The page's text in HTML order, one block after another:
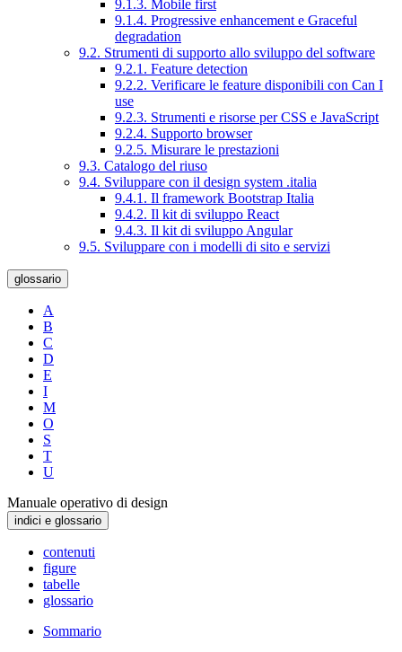
9.1.3. Mobile first
9.1.4. Progressive enhancement e Graceful
degradation
9.2. Strumenti di supporto allo sviluppo del software
9.2.1. Feature detection
9.2.2. Verificare le feature disponibili con Can I
use
9.2.3. Strumenti e risorse per CSS e JavaScript
9.2.4. Supporto browser
9.2.5. Misurare le prestazioni
9.3. Catalogo del riuso
9.4. Sviluppare con il design system .italia
9.4.1. Il framework Bootstrap Italia
9.4.2. Il kit di sviluppo React
9.4.3. Il kit di sviluppo Angular
9.5. Sviluppare con i modelli di sito e servizi
glossario
A
B
C
D
E
I
M
O
S
T
U
Manuale operativo di design
indici e glossario
contenuti
figure
tabelle
glossario
Sommario